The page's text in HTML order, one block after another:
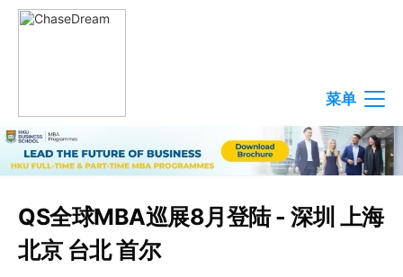
菜单
QS全球MBA巡展8月登陆 - 深圳 上海
北京 台北 首尔